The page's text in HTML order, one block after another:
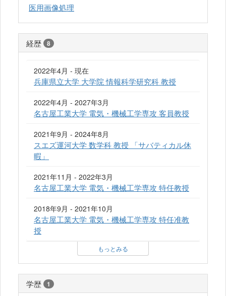
医用画像処理
経歴 8
2022年4月 - 現在
兵庫県立大学 大学院 情報科学研究科 教授
2022年4月 - 2027年3月
名古屋工業大学 電気・機械工学専攻 客員教授
2021年9月 - 2024年8月
スエズ運河大学 数学科 教授 「サバティカル休
暇」
2021年11月 - 2022年3月
名古屋工業大学 電気・機械工学専攻 特任教授
2018年9月 - 2021年10月
名古屋工業大学 電気・機械工学専攻 特任准教
授
もっとみる
学歴 1